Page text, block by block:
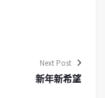
Next Post
新年新希望